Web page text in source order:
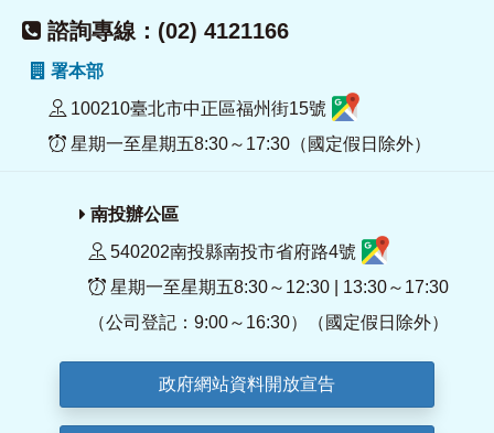
諮詢專線：(02) 4121166
署本部
100210臺北市中正區福州街15號
星期一至星期五8:30～17:30（國定假日除外）
南投辦公區
540202南投縣南投市省府路4號
星期一至星期五8:30～12:30 | 13:30～17:30
（公司登記：9:00～16:30）（國定假日除外）
政府網站資料開放宣告